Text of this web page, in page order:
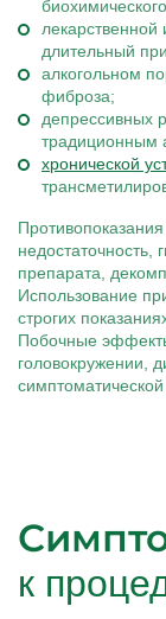
лекарственной
длительный
алкогольном
фиброза;
депрессивных
традиционным
хронической
недостаточность,
препарата,
Использование
строгих
Побочные
головокружении,
симптоматической
к